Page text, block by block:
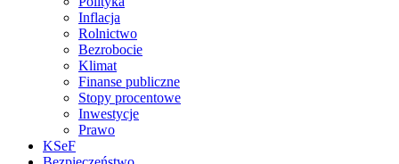
Inflacja
Rolnictwo
Bezrobocie
Klimat
Finanse publiczne
Stopy procentowe
Inwestycje
Prawo
KSeF